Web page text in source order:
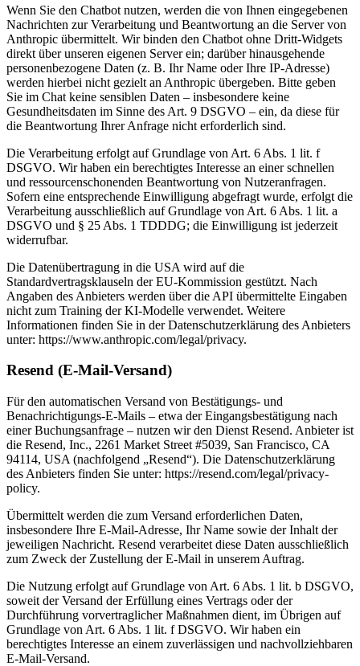
Wenn Sie den Chatbot nutzen, werden die von Ihnen eingegebenen
Nachrichten zur Verarbeitung und Beantwortung an die Server von
Anthropic übermittelt. Wir binden den Chatbot ohne Dritt-Widgets
direkt über unseren eigenen Server ein; darüber hinausgehende
personenbezogene Daten (z. B. Ihr Name oder Ihre IP-Adresse)
werden hierbei nicht gezielt an Anthropic übergeben. Bitte geben
Sie im Chat keine sensiblen Daten – insbesondere keine
Gesundheitsdaten im Sinne des Art. 9 DSGVO – ein, da diese für
die Beantwortung Ihrer Anfrage nicht erforderlich sind.
Die Verarbeitung erfolgt auf Grundlage von Art. 6 Abs. 1 lit. f
DSGVO. Wir haben ein berechtigtes Interesse an einer schnellen
und ressourcenschonenden Beantwortung von Nutzeranfragen.
Sofern eine entsprechende Einwilligung abgefragt wurde, erfolgt die
Verarbeitung ausschließlich auf Grundlage von Art. 6 Abs. 1 lit. a
DSGVO und § 25 Abs. 1 TDDDG; die Einwilligung ist jederzeit
widerrufbar.
Die Datenübertragung in die USA wird auf die
Standardvertragsklauseln der EU-Kommission gestützt. Nach
Angaben des Anbieters werden über die API übermittelte Eingaben
nicht zum Training der KI-Modelle verwendet. Weitere
Informationen finden Sie in der Datenschutzerklärung des Anbieters
unter: https://www.anthropic.com/legal/privacy.
Resend (E-Mail-Versand)
Für den automatischen Versand von Bestätigungs- und
Benachrichtigungs-E-Mails – etwa der Eingangsbestätigung nach
einer Buchungsanfrage – nutzen wir den Dienst Resend. Anbieter ist
die Resend, Inc., 2261 Market Street #5039, San Francisco, CA
94114, USA (nachfolgend „Resend“). Die Datenschutzerklärung
des Anbieters finden Sie unter: https://resend.com/legal/privacy-
policy.
Übermittelt werden die zum Versand erforderlichen Daten,
insbesondere Ihre E-Mail-Adresse, Ihr Name sowie der Inhalt der
jeweiligen Nachricht. Resend verarbeitet diese Daten ausschließlich
zum Zweck der Zustellung der E-Mail in unserem Auftrag.
Die Nutzung erfolgt auf Grundlage von Art. 6 Abs. 1 lit. b DSGVO,
soweit der Versand der Erfüllung eines Vertrags oder der
Durchführung vorvertraglicher Maßnahmen dient, im Übrigen auf
Grundlage von Art. 6 Abs. 1 lit. f DSGVO. Wir haben ein
berechtigtes Interesse an einem zuverlässigen und nachvollziehbaren
E-Mail-Versand.